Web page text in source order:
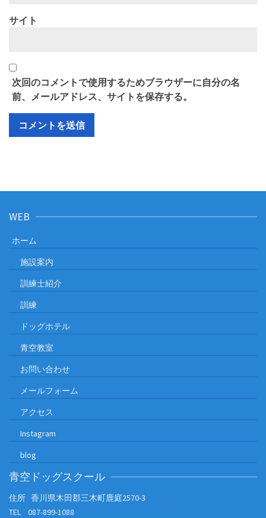
サイト
次回のコメントで使用するためブラウザーに自分の名
前、メールアドレス、サイトを保存する。
WEB
ホーム
施設案内
訓練士紹介
訓練
ドッグホテル
青空教室
お問い合わせ
メールフォーム
アクセス
Instagram
blog
青空ドッグスクール
住所 香川県木田郡三木町鹿庭2570-3
TEL 087-899-1088